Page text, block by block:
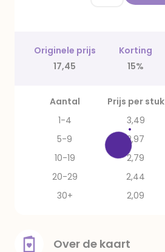
Originele prijs Korting
17,45
15%
Aantal Prijs per stuk
1-4
3,49
5-9
2,97
10-19
2,79
20-29
2,44
30+
2,09
Over de kaart